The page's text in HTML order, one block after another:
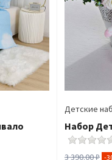
Детские
Набор
3 390.00 ₽ -